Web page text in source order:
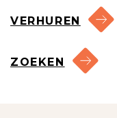
VERHUREN
ZOEKEN